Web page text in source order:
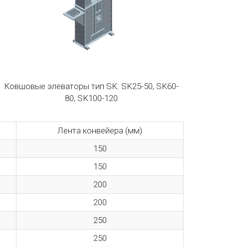
Ковшовые элеваторы тип SK: SK25-50, SK60-
80, SK100-120
Лента конвейера (мм)
150
150
200
200
250
250